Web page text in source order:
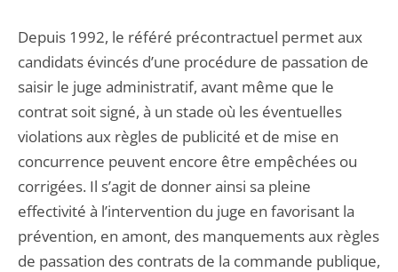
Depuis 1992, le référé précontractuel permet aux
candidats évincés d’une procédure de passation de
saisir le juge administratif, avant même que le
contrat soit signé, à un stade où les éventuelles
violations aux règles de publicité et de mise en
concurrence peuvent encore être empêchées ou
corrigées. Il s’agit de donner ainsi sa pleine
effectivité à l’intervention du juge en favorisant la
prévention, en amont, des manquements aux règles
de passation des contrats de la commande publique,